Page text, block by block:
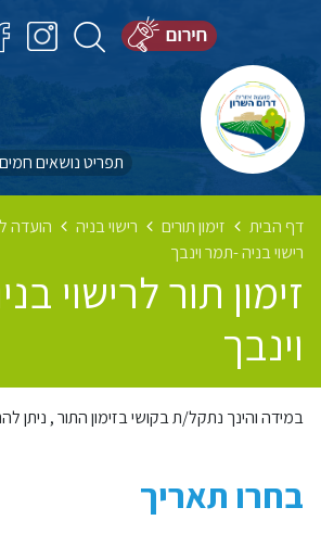
תפריט נושאים חמים
דף הבית זימון תורים רישוי בניה
הועדה
רישוי בניה -תמר וינבך
זימון תור לרישוי
וינבך
במידה והינך נתקל/ת בקושי בזימון התור , ניתן
בחרו תאריך